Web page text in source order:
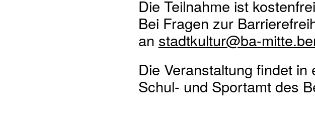
Die Teilnahme ist
Bei Fragen zur
an stadtkultur@ba-
Die Veranstaltung findet
Schul- und Sportamt des